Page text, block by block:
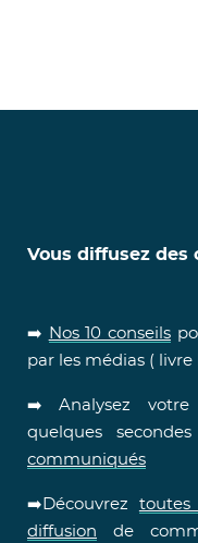
Vous diffusez des
➡️ Nos 10 conseils
par les médias ( livre
➡️ Analysez votre
quelques
communiqués
➡️Découvrez
diffusion de